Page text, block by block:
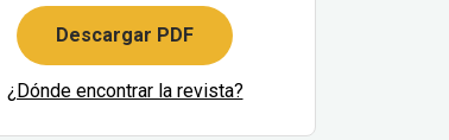
Descargar PDF
¿Dónde encontrar la revista?